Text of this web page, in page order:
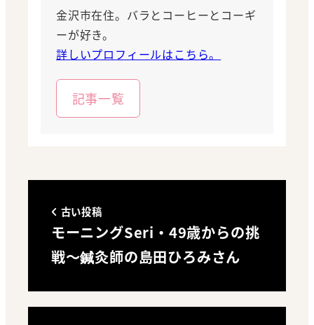
金沢市在住。バラとコーヒーとコーギ
ーが好き。
詳しいプロフィールはこちら。
記事一覧
古い投稿
モーニングSeri・49歳からの挑
戦～鍼灸師の島田ひろみさん